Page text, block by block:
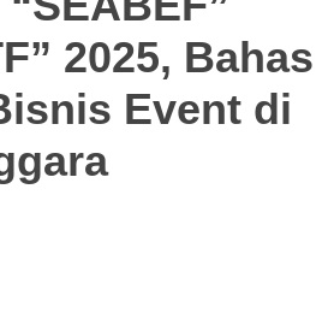
2025, Bahas
Event di